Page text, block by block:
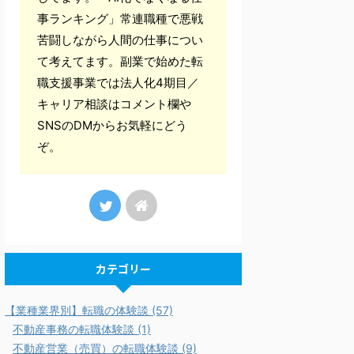
事ランキング」常連職種で悪戦
苦闘しながら人間の仕事につい
て考えてます。副業で始めた転
職支援事業では法人化4期目／
キャリア相談はコメント欄や
SNSのDMからお気軽にどう
ぞ。
カテゴリー
【業種業界別】転職の体験談 (57)
不動産事務の転職体験談 (1)
不動産営業（売買）の転職体験談 (9)